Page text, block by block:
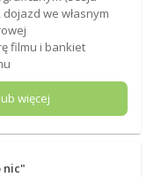
we własnym
filmu i bankiet
więcej
nic"